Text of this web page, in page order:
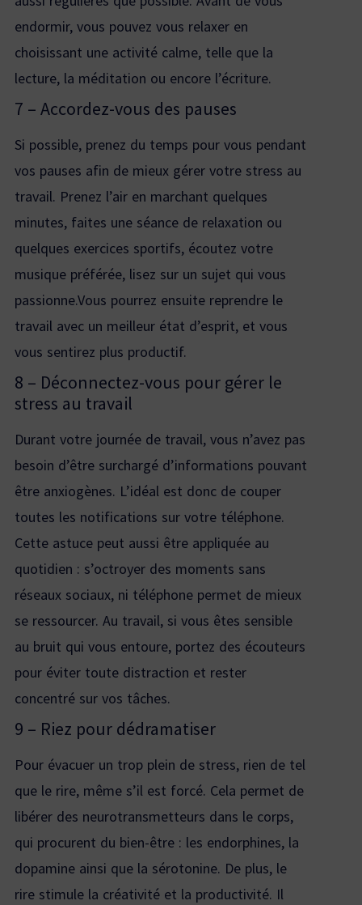
endormir, vous pouvez vous relaxer en
choisissant une activité calme, telle que la
lecture, la méditation ou encore l’écriture.
7 – Accordez-vous des pauses
Si possible, prenez du temps pour vous pendant
vos pauses afin de mieux gérer votre stress au
travail. Prenez l’air en marchant quelques
minutes, faites une séance de relaxation ou
quelques exercices sportifs, écoutez votre
musique préférée, lisez sur un sujet qui vous
passionne.Vous pourrez ensuite reprendre le
travail avec un meilleur état d’esprit, et vous
vous sentirez plus productif.
8 – Déconnectez-vous pour gérer le
stress au travail
Durant votre journée de travail, vous n’avez pas
besoin d’être surchargé d’informations pouvant
être anxiogènes. L’idéal est donc de couper
toutes les notifications sur votre téléphone.
Cette astuce peut aussi être appliquée au
quotidien : s’octroyer des moments sans
réseaux sociaux, ni téléphone permet de mieux
se ressourcer. Au travail, si vous êtes sensible
au bruit qui vous entoure, portez des écouteurs
pour éviter toute distraction et rester
concentré sur vos tâches.
9 – Riez pour dédramatiser
Pour évacuer un trop plein de stress, rien de tel
que le rire, même s’il est forcé. Cela permet de
libérer des neurotransmetteurs dans le corps,
qui procurent du bien-être : les endorphines, la
dopamine ainsi que la sérotonine. De plus, le
rire stimule la créativité et la productivité. Il